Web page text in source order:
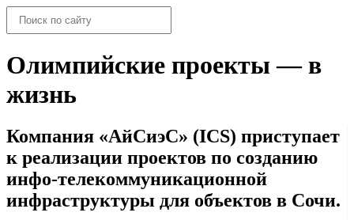
Олимпийские проекты — в
жизнь
Компания «АйСиэС» (ICS) приступает
к реализации проектов по созданию
инфо-телекоммуникационной
инфраструктуры для объектов в Сочи.